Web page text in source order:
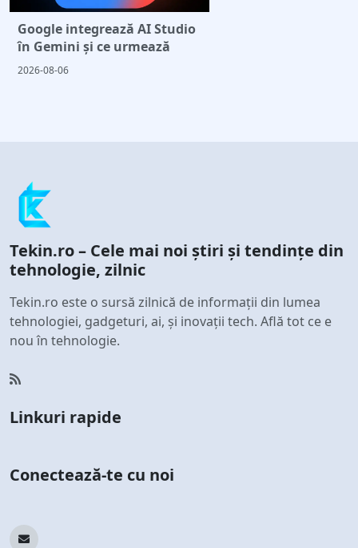
Google integrează AI Studio
în Gemini și ce urmează
2026-08-06
Tekin.ro – Cele mai noi știri și tendințe din
tehnologie, zilnic
Tekin.ro este o sursă zilnică de informații din lumea
tehnologiei, gadgeturi, ai, și inovații tech. Află tot ce e
nou în tehnologie.
Linkuri rapide
Conectează-te cu noi